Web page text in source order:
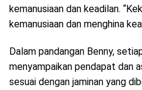
kemanusiaan dan keadilan.
kemanusiaan dan menghina
Dalam pandangan Benny,
menyampaikan pendapat dan
sesuai dengan jaminan yang